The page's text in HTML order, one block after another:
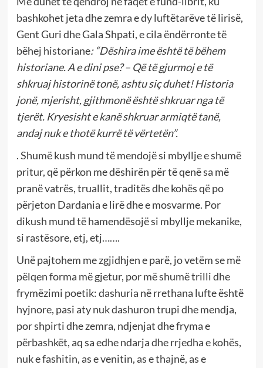
bashkohet jeta dhe zemra e dy luftëtarëve të lirisë,
Gent Guri dhe Gala Shpati, e cila ëndërronte të
bëhej historiane: “Dëshira ime është të bëhem
historiane. A e dini pse? – Që të gjurmoj e të
shkruaj historinë tonë, ashtu siç duhet! Historia
jonë, mjerisht, gjithmonë është shkruar nga të
tjerët. Kryesisht e kanë shkruar armiqtë tanë,
andaj nuk e thotë kurrë të vërtetën”.
. Shumë kush mund të mendojë si mbyllje e shumë
pritur, që përkon me dëshirën për të qenë sa më
pranë vatrës, truallit, traditës dhe kohës që po
përjeton Dardania e lirë dhe e mosvarme. Por
dikush mund të hamendësojë si mbyllje mekanike,
si rastësore, etj, etj…….
Unë pajtohem me zgjidhjen e parë, jo vetëm se më
pëlqen forma më gjetur, por më shumë trilli dhe
frymëzimi poetik: dashuria në rrethana lufte është
hyjnore, pasi aty nuk dashuron trupi dhe mendja,
por shpirti dhe zemra, ndjenjat dhe fryma e
përbashkët, aq sa edhe ndarja dhe rrjedha e kohës,
nuk e fashitin, as e venitin, as e thajnë, as e